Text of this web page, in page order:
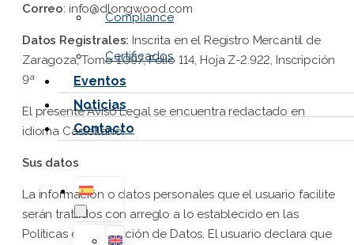
Compliance
Certificados
Eventos
Noticias
Contacto
Correo: info@dlongwood.com
Datos Registrales: Inscrita en el Registro Mercantil de
Zaragoza, Tomo 1.097, Folio 114, Hoja Z-2.922, Inscripción
9ª
El presente Aviso Legal se encuentra redactado en
idioma Castellano.
Sus datos
La información o datos personales que el usuario facilite
serán tratados con arreglo a lo establecido en las
Políticas de Protección de Datos. El usuario declara que